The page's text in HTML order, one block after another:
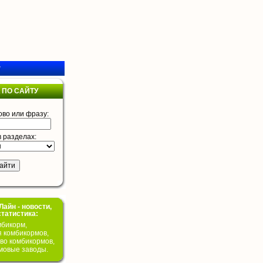
САЙТУ
или фразу:
разделах:
- новости,
комбикормов,
комбикормов,
заводы.